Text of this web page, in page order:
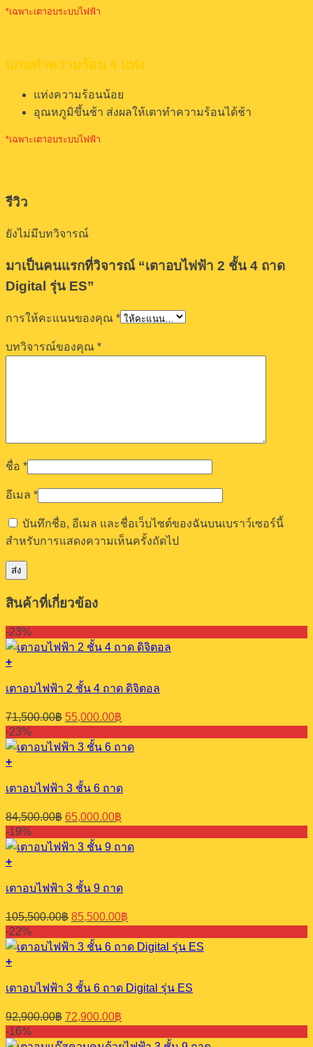
*เฉพาะเตาอบระบบไฟฟ้า
แกนทำความร้อน 4 แท่ง
แท่งความร้อนน้อย
อุณหภูมิขึ้นช้า ส่งผลให้เตาทำความร้อนได้ช้า
*เฉพาะเตาอบระบบไฟฟ้า
รีวิว
ยังไม่มีบทวิจารณ์
มาเป็นคนแรกที่วิจารณ์ “เตาอบไฟฟ้า 2 ชั้น 4 ถาด
Digital รุ่น ES”
การให้คะแนนของคุณ *
บทวิจารณ์ของคุณ *
ชื่อ *
อีเมล *
บันทึกชื่อ, อีเมล และชื่อเว็บไซต์ของฉันบนเบราว์เซอร์นี้
สำหรับการแสดงความเห็นครั้งถัดไป
สินค้าที่เกี่ยวข้อง
-23%
+
เตาอบไฟฟ้า 2 ชั้น 4 ถาด ดิจิตอล
71,500.00฿ Original
price
was:
71,500.00฿.
55,000.00฿
price
is:
55,000.00฿.
-23%
+
เตาอบไฟฟ้า 3 ชั้น 6 ถาด
84,500.00฿ Original
price
was:
84,500.00฿.
65,000.00฿
price
is:
65,000.00฿.
-19%
+
เตาอบไฟฟ้า 3 ชั้น 9 ถาด
105,500.00฿ Original
price
was:
105,500.00฿.
85,500.00฿
price
is:
85,500.00฿.
-22%
+
เตาอบไฟฟ้า 3 ชั้น 6 ถาด Digital รุ่น ES
92,900.00฿ Original
price
was:
72,900.00฿
price
is:
-16%